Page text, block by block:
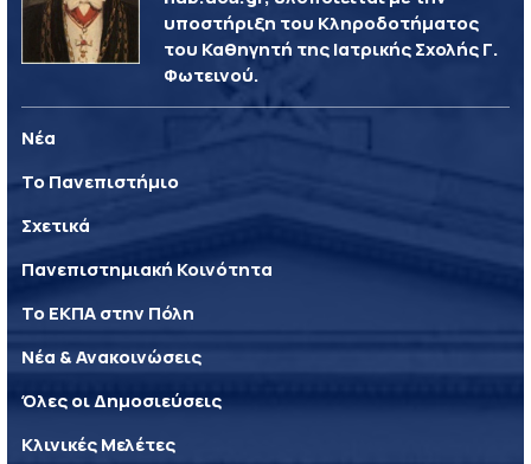
υποστήριξη του Κληροδοτήματος
του Καθηγητή της Ιατρικής Σχολής Γ.
Φωτεινού.
Νέα
Το Πανεπιστήμιο
Σχετικά
Πανεπιστημιακή Κοινότητα
Το ΕΚΠΑ στην Πόλη
Νέα & Ανακοινώσεις
Όλες οι Δημοσιεύσεις
Κλινικές Μελέτες